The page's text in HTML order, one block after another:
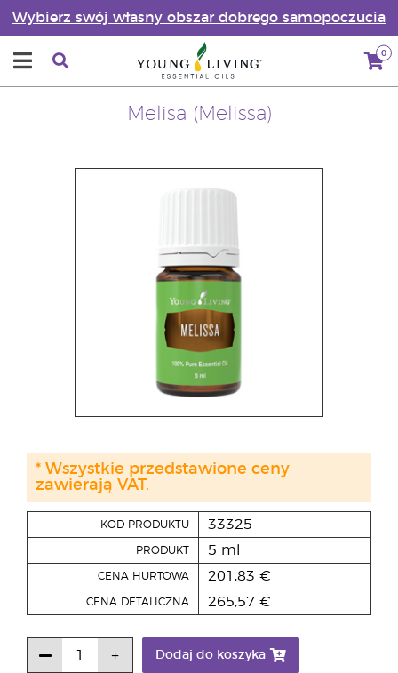
Wybierz swój własny obszar dobrego samopoczucia
0
Melisa (Melissa)
KOD PRODUKTU 33325
PRODUKT 5 ml
CENA HURTOWA 201,83 €
CENA DETALICZNA 265,57 €
Dodaj do koszyka
* Wszystkie przedstawione ceny
zawierają VAT.